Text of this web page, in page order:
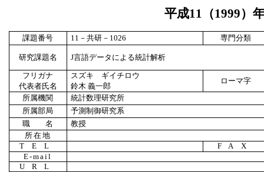
平成11 （1999）
課題番号 11 －共研－ 1026 専門分類
研究課題名 J言語データによる統計解析
フリガナ
代表者氏名
スズキ ギイチロウ
鈴木 義一郎
ローマ字
所属機関
統計数理研究所
所属部局
予測制御研究系
職 名
教授
所在地
TEL
FAX
E-mail
URL